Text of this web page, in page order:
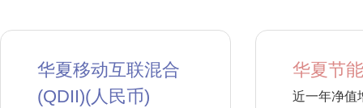
华夏移动互联混合
(QDII)(人民币)
华夏节
近一年净值